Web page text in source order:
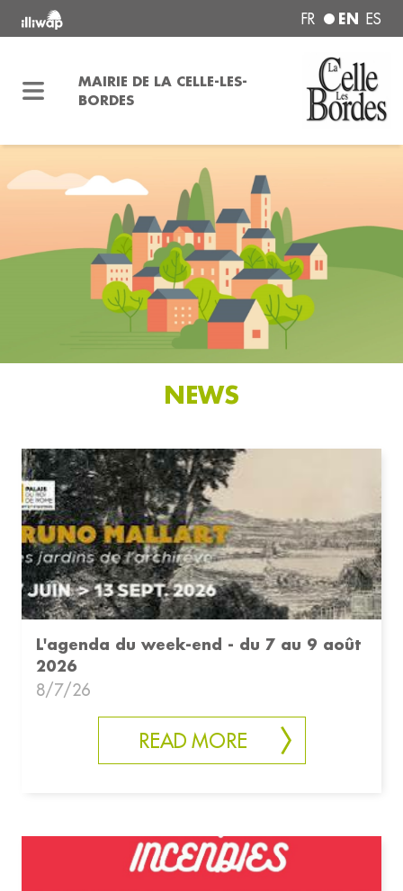
FR EN ES
MAIRIE DE LA CELLE-LES-
BORDES
NEWS
L'agenda du week-end - du 7 au 9 août
2026
8/7/26
READ MORE